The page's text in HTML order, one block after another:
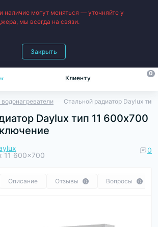
наличие могут меняться — уточняйте у
мы всегда на связи.
Закрыть
Клиенту
0
Стальной радиатор Daylux
Daylux тип 11 600х700
11 600x700
0
Описание Отзывы 0 Вопросы 0